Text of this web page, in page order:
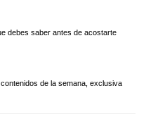
debes saber antes de acostarte
de la semana, exclusiva